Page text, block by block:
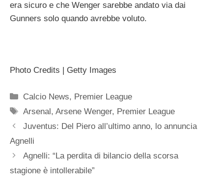
era sicuro e che Wenger sarebbe andato via dai
Gunners solo quando avrebbe voluto.
Photo Credits | Getty Images
Categorie
Calcio News, Premier League
Tag
Arsenal,Arsene Wenger, Premier League
Juventus: Del Piero all’ultimo anno, lo annuncia
Agnelli
Agnelli: “La perdita di bilancio della scorsa
stagione è intollerabile”